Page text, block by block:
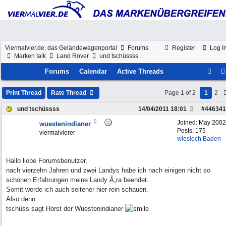
Register Log
Viermalvier.de, das Geländewagenportal
Forums
Marken talk
Land Rover und tschüssss
Forums Calendar Active Threads
Print Thread Rate Thread Page 1 of 2 1 2
und tschüssss #446341
14/04/2011 18:01
Joined: May 2002
Posts: 175
wiesloch Baden
wuestenindianer
viermalvierer
Hallo liebe Forumsbenutzer,
nach vierzehn Jahren und zwei Landys habe ich nach einigen nicht so
schönen Erfahrungen meine Landy Ã„ra beendet.
Somit werde ich auch seltener hier rein schauen.
Also denn
tschüss sagt Horst der Wuestenindianer